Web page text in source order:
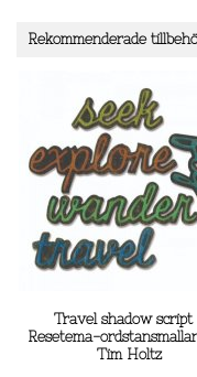
Rekommenderade
Travel shadow
Resetema-
Tim Holtz